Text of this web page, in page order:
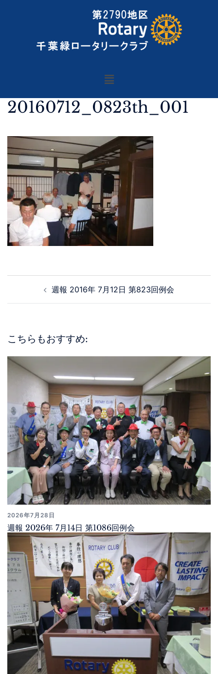
20160712_0823th_001
週報 2016年 7月12日 第823回例会
こちらもおすすめ:
2026年7月28日
週報 2026年 7月14日 第1086回例会